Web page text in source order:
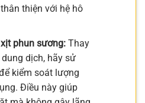
thiện với hệ hô
phun sương:Thay
dịch, hãy sử
kiểm soát lượng
Điều này giúp